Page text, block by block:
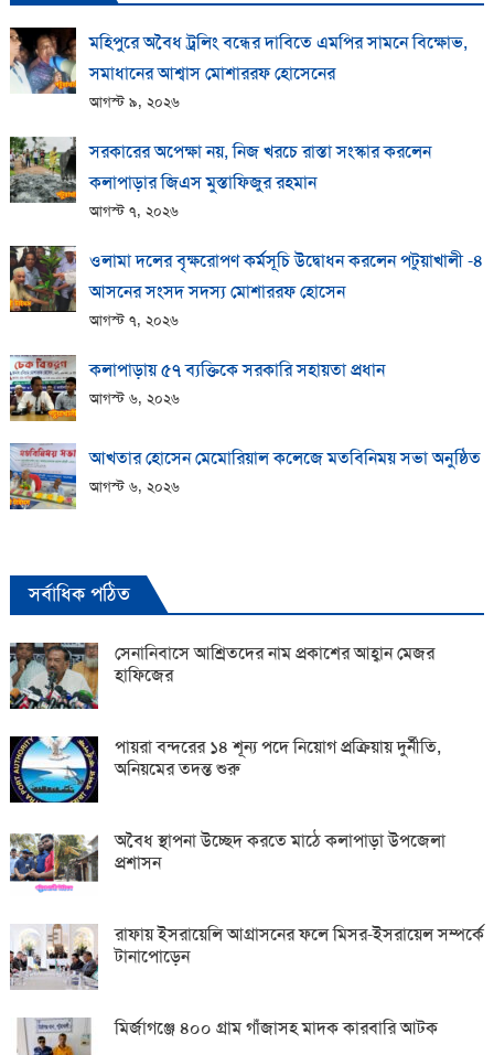
মহিপুরে অবৈধ ট্রলিং বন্ধের দাবিতে এমপির সামনে বিক্ষোভ,
সমাধানের আশ্বাস মোশাররফ হোসেনের
আগস্ট ৯, ২০২৬
সরকারের অপেক্ষা নয়, নিজ খরচে রাস্তা সংস্কার করলেন
কলাপাড়ার জিএস মুস্তাফিজুর রহমান
আগস্ট ৭, ২০২৬
ওলামা দলের বৃক্ষরোপণ কর্মসূচি উদ্বোধন করলেন পটুয়াখালী -৪
আসনের সংসদ সদস্য মোশাররফ হোসেন
আগস্ট ৭, ২০২৬
কলাপাড়ায় ​৫৭ ব্যক্তিকে সরকারি সহায়তা প্রধান
আগস্ট ৬, ২০২৬
আখতার হোসেন মেমোরিয়াল কলেজে মতবিনিময় সভা অনুষ্ঠিত
আগস্ট ৬, ২০২৬
সর্বাধিক পঠিত
সেনানিবাসে আশ্রিতদের নাম প্রকাশের আহ্বান মেজর
হাফিজের
পায়রা বন্দরের ১৪ শূন্য পদে নিয়োগ প্রক্রিয়ায় দুর্নীতি,
অনিয়মের তদন্ত শুরু
অবৈধ স্থাপনা উচ্ছেদ করতে মাঠে কলাপাড়া উপজেলা
প্রশাসন
রাফায় ইসরায়েলি আগ্রাসনের ফলে মিসর-ইসরায়েল সম্পর্কে
টানাপোড়েন
মির্জাগঞ্জে ৪০০ গ্রাম গাঁজাসহ মাদক কারবারি আটক